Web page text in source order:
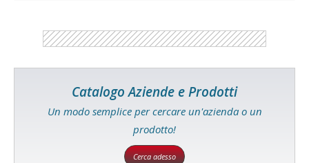
Catalogo Aziende e Prodotti
Un modo semplice per cercare un'azienda o un
prodotto!
Cerca adesso